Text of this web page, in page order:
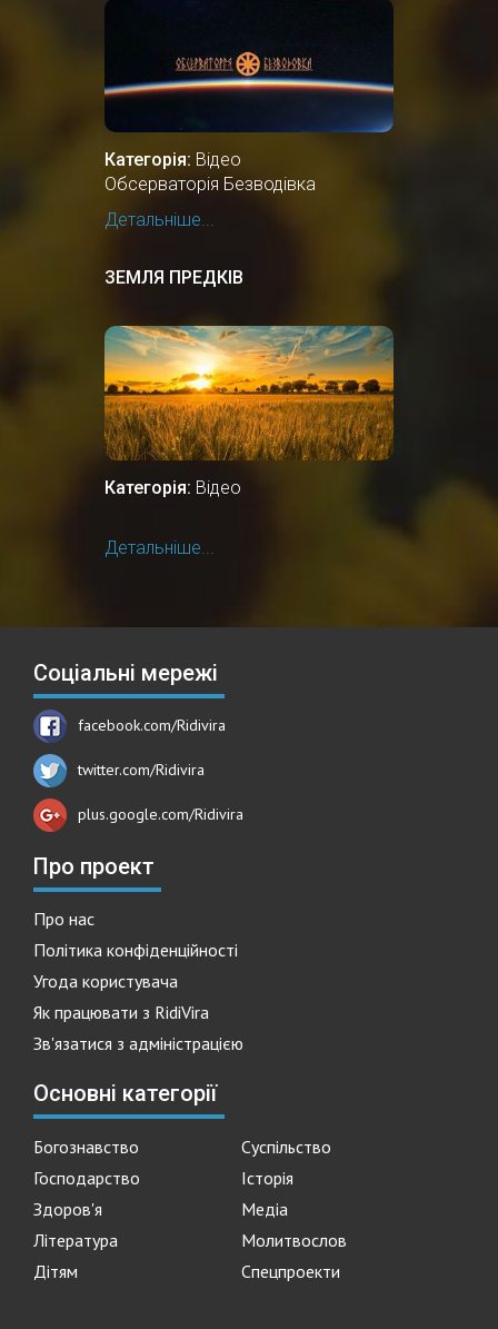
Категорія: Відео
Обсерваторія Безводівка
Детальніше...
ЗЕМЛЯ ПРЕДКІВ
Категорія: Відео
Детальніше...
Соціальні мережі
facebook.com/Ridivira
twitter.com/Ridivira
plus.google.com/Ridivira
Про проект
Про нас
Політика конфіденційності
Угода користувача
Як працювати з RidiVira
Зв'язатися з адміністрацією
Основні категорії
Богознавство
Суспільство
Господарство
Історія
Здоров'я
Медіа
Література
Молитвослов
Дітям
Спецпроекти